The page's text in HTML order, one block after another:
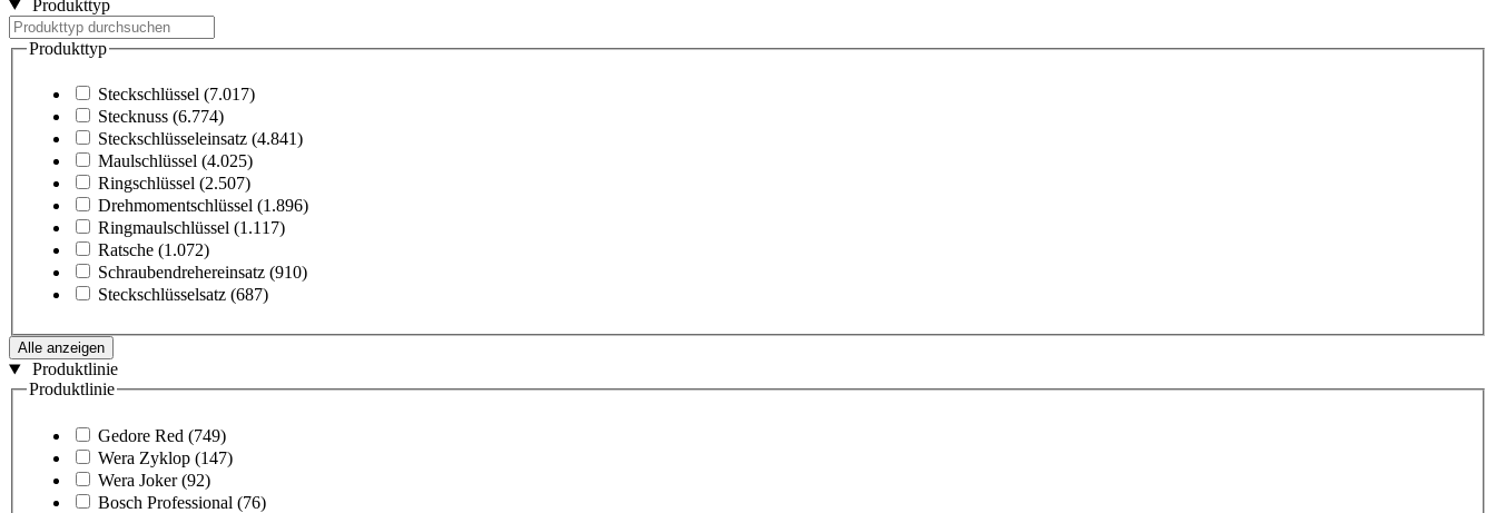
Produkttyp
Produkttyp
Steckschlüssel (7.017)
Stecknuss (6.774)
Steckschlüsseleinsatz (4.841)
Maulschlüssel (4.025)
Ringschlüssel (2.507)
Drehmomentschlüssel (1.896)
Ringmaulschlüssel (1.117)
Ratsche (1.072)
Schraubendrehereinsatz (910)
Steckschlüsselsatz (687)
Alle anzeigen
Produktlinie
Produktlinie
Gedore Red (749)
Wera Zyklop (147)
Wera Joker (92)
Bosch Professional (76)